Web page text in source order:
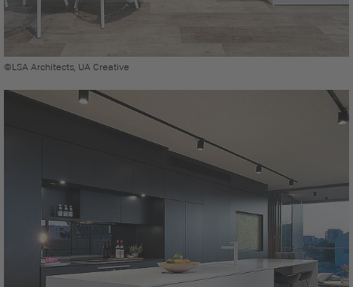
©LSA Architects, UA Creative